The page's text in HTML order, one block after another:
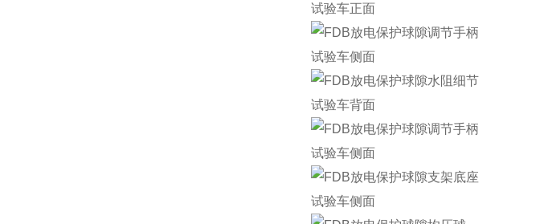
试验车正面
试验车侧面
试验车背面
试验车侧面
试验车侧面